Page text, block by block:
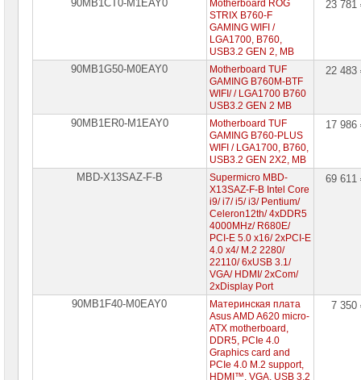
90MB1CT0-M1EAY0
Motherboard ROG
STRIX B760-F
GAMING WIFI /
LGA1700, B760,
USB3.2 GEN 2, MB
23
90MB1G50-M0EAY0
Motherboard TUF
GAMING B760M-BTF
WIFI/ / LGA1700 B760
USB3.2 GEN 2 MB
22
90MB1ER0-M1EAY0
Motherboard TUF
GAMING B760-PLUS
WIFI / LGA1700, B760,
USB3.2 GEN 2X2, MB
17
MBD-X13SAZ-F-B
Supermicro MBD-
X13SAZ-F-B Intel Core
i9/ i7/ i5/ i3/ Pentium/
Celeron12th/ 4xDDR5
4000MHz/ R680E/
PCI-E 5.0 x16/ 2xPCI-E
4.0 x4/ M.2 2280/
22110/ 6xUSB 3.1/
VGA/ HDMI/ 2xCom/
2xDisplay Port
69
90MB1F40-M0EAY0
Материнская плата
Asus AMD A620 micro-
ATX motherboard,
DDR5, PCIe 4.0
Graphics card and
PCIe 4.0 M.2 support,
HDMI™, VGA, USB 3.2
7